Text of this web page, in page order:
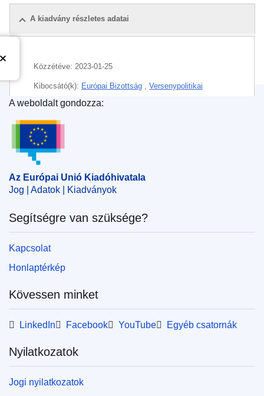
A kiadvány részletes adatai
Közzétéve: 2023-01-25
Kibocsátó(k): Európai Bizottság
Versenypolitikai
Főigazgatóság(Európai Bizottság
CELEX : 32023M10995
IMMC : M.10995
Az Európai Unió Kiadóhivatala
A weboldalt gondozza:
Az Európai Unió Kiadóhivatala
Jog | Adatok | Kiadványok
Segítségre van szüksége?
Kapcsolat
Honlaptérkép
Kövessen minket
LinkedIn Facebook YouTube Egyéb csatornák
Nyilatkozatok
Jogi nyilatkozatok